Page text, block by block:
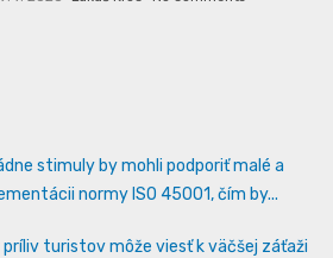
stimuly by mohli podporiť malé a
normy ISO 45001, čím by...
turistov môže viesť k väčšej záťaži